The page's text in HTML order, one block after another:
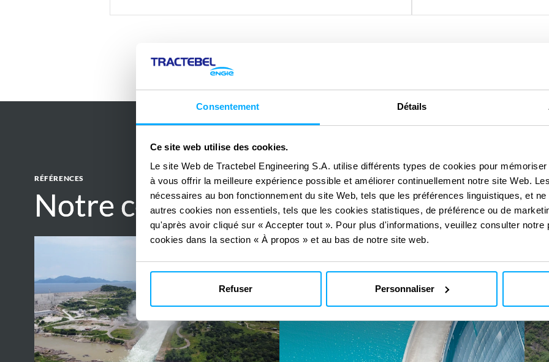
Consentement Détails
Ce site web utilise des cookies.
Le site Web de Tractebel Engineering S.A. utilise différents types de cookies pour
à vous offrir la meilleure expérience possible et améliorer continuellement notre site Web.
nécessaires au bon fonctionnement du site Web, tels que les préférences linguistiques, et
autres cookies non essentiels, tels que les cookies statistiques, de préférence ou de
qu'après avoir cliqué sur « Accepter tout ». Pour plus d'informations, veuillez consulter notre
cookies dans la section « À propos » et au bas de notre site web.
Refuser Personnaliser
RÉFÉRENCES
Notre contribution en Eau
Notre contribution en Eau
Renaissance
Dam
Project
SNOWY
2.0
III